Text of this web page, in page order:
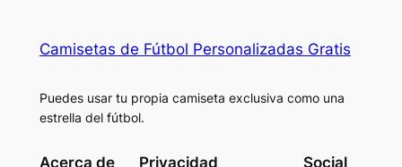
Camisetas de Fútbol Personalizadas Gratis
Puedes usar tu propia camiseta exclusiva como una
estrella del fútbol.
Acerca de Privacidad Social